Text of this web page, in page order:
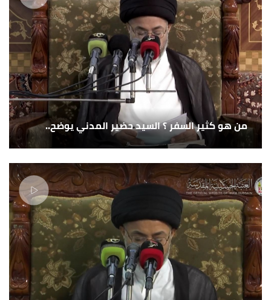
من هو كثير السفر ؟ السيد حضير المدني يوضح..